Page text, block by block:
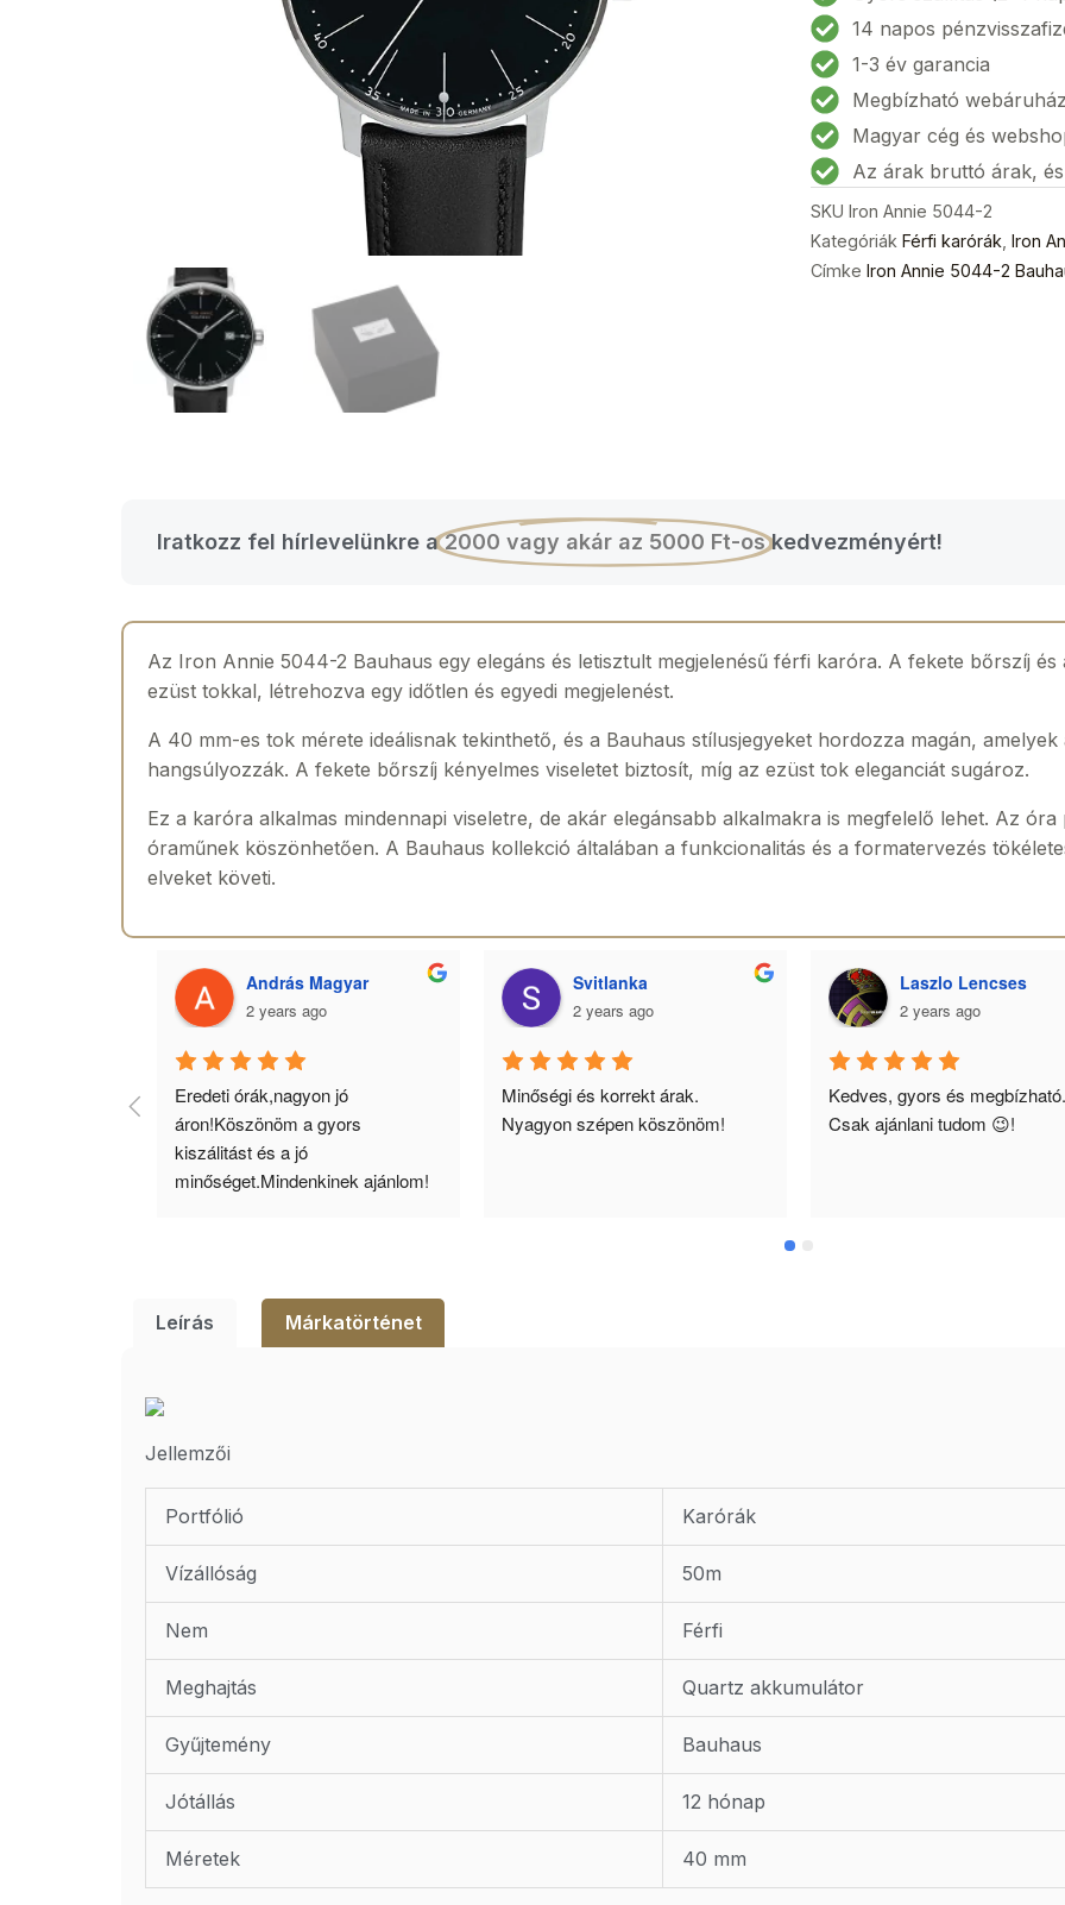
14 napos
1-3 év garancia
Megbízható webáruház
Magyar cég és
Az árak bruttó árak,
SKU Iron Annie 5044-2
Kategóriák Férfi karórák Iron
Címke Iron Annie 5044-2
Iratkozz fel hírlevelünkre a2000 vagy akár az 5000 Ft-os kedvezményért!
Az Iron Annie 5044-2 Bauhaus egy elegáns és letisztult megjelenésű férfi karóra. A fekete bőrszíj
ezüst tokkal, létrehozva egy időtlen és egyedi megjelenést.
A 40 mm-es tok mérete ideálisnak tekinthető, és a Bauhaus stílusjegyeket hordozza magán,
hangsúlyozzák. A fekete bőrszíj kényelmes viseletet biztosít, míg az ezüst tok eleganciát sugároz.
Ez a karóra alkalmas mindennapi viseletre, de akár elegánsabb alkalmakra is megfelelő lehet. Az
óraműnek köszönhetően. A Bauhaus kollekció általában a funkcionalitás és a formatervezés
elveket követi.
András Magyar
2 years ago
Eredeti órák,nagyon jó
áron!Köszönöm a gyors
kiszálitást és a jó
minőséget.Mindenkinek ajánlom!
Svitlanka
2 years ago
Minőségi és korrekt árak.
Nyagyon szépen köszönöm!
Laszlo Lencses
2 years ago
Kedves, gyors és megbízható.
Csak ajánlani tudom 😉!
Leírás Márkatörténet
Jellemzői
Portfólió Karórák
Vízállóság 50m
Nem Férfi
Meghajtás Quartz akkumulátor
Gyűjtemény Bauhaus
Jótállás 12 hónap
Méretek 40 mm